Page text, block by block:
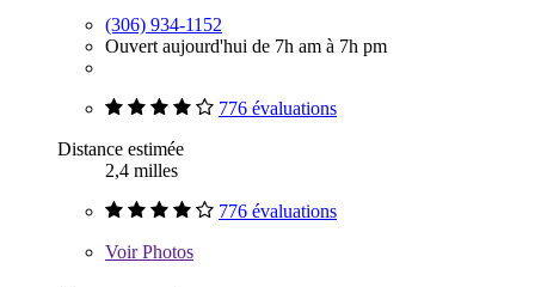
(306) 934-1152
Ouvert aujourd'hui de 7h am à 7h pm
776 évaluations
Distance estimée
2,4 milles
776 évaluations
VoirPhotos